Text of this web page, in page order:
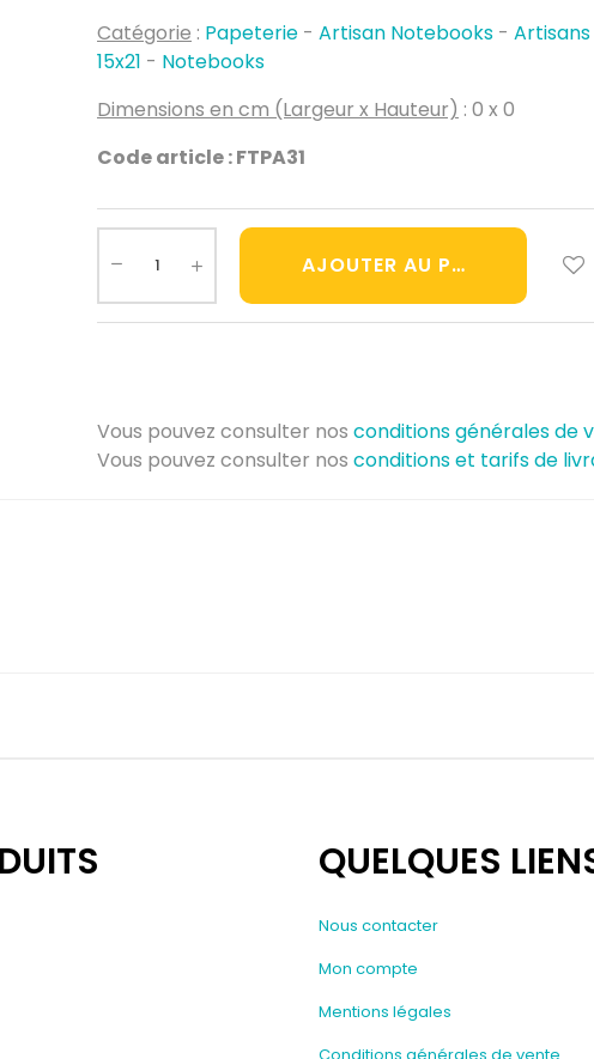
Catégorie : Papeterie - Artisan Notebooks -
15x21 - Notebooks
Dimensions en cm (Largeur x Hauteur) : 0 x 0
Code article : FTPA31
AJOUTER AU PANIER
Vous pouvez consulter nos conditions générales de
Vous pouvez consulter nos conditions et tarifs de
QUELQUES
Nous contacter
Mon compte
Mentions légales